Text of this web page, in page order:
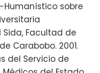
Humanístico sobre
Facultad de
Carabobo. 2001.
del Servicio de